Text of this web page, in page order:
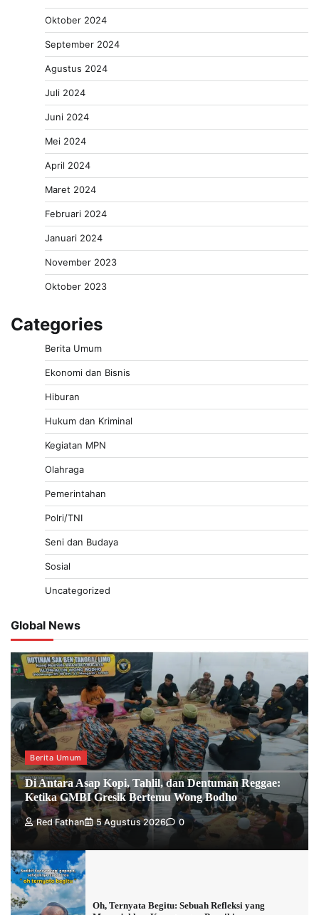
Oktober 2024
September 2024
Agustus 2024
Juli 2024
Juni 2024
Mei 2024
April 2024
Maret 2024
Februari 2024
Januari 2024
November 2023
Oktober 2023
Categories
Berita Umum
Ekonomi dan Bisnis
Hiburan
Hukum dan Kriminal
Kegiatan MPN
Olahraga
Pemerintahan
Polri/TNI
Seni dan Budaya
Sosial
Uncategorized
Global News
Berita Umum
Di Antara Asap Kopi, Tahlil, dan Dentuman Reggae:
Ketika GMBI Gresik Bertemu Wong Bodho
Red Fathan 5 Agustus 2026 0
Oh, Ternyata Begitu: Sebuah Refleksi yang